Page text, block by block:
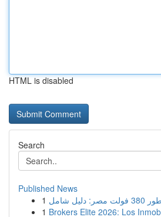
HTML is disabled
Search
Published News
1
شامل
1 Brokers Elite 2026: Los